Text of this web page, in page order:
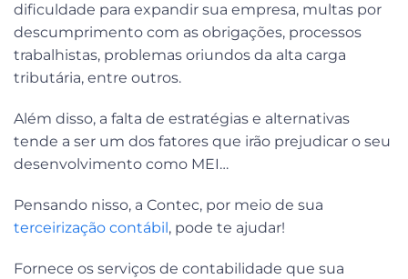
dificuldade para expandir sua empresa, multas por
descumprimento com as obrigações, processos
trabalhistas, problemas oriundos da alta carga
tributária, entre outros.
Além disso, a falta de estratégias e alternativas
tende a ser um dos fatores que irão prejudicar o seu
desenvolvimento como MEI…
Pensando nisso, a Contec, por meio de sua
terceirização contábil , pode te ajudar!
Fornece os serviços de contabilidade que sua